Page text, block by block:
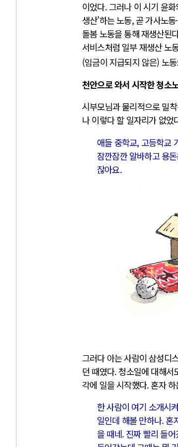
이었다. 그러나 이 시기 윤
생산’하는 노동, 곧 가사노
돌봄 노동을 통해 재생산된
서비스처럼 일부 재생산 노
(임금이 지급되지 않은) 노
천안으로 와서 시작한 청소
시부모님과 물리적으로 밀
나 이렇다 할 일자리가 없
애들 중학교, 고등학교
잠깐잠깐 알바하고 용
잖아요.
그러다 아는 사람이 삼성디
던 때였다. 청소일에 대해
각에 일을 시작했다. 혼자
한 사람이 여기 소개시
일인데 해볼 만하나. 혼
을 때네. 진짜 빨리 들